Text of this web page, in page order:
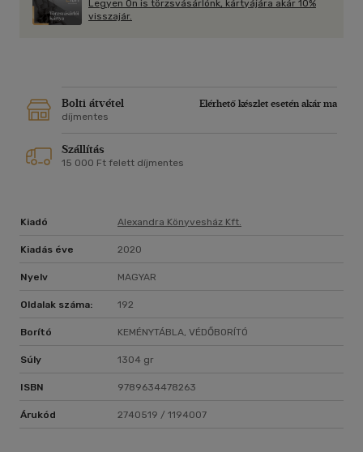
csodálatos kincseit!Legyen Ön is törzsvásárlónk, kártyájára akár 10%
visszajár.
Bolti átvétel
Elérhető készlet esetén akár ma
díjmentes
Szállítás
15 000 Ft felett díjmentes
Kiadó Alexandra Könyvesház Kft.
Kiadás éve 2020
Nyelv MAGYAR
Oldalak száma: 192
Borító KEMÉNYTÁBLA, VÉDŐBORÍTÓ
Súly 1304 gr
ISBN 9789634478263
Árukód 2740519 / 1194007